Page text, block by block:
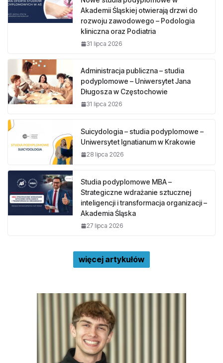
Akademii Śląskiej otwierają drzwi do
rozwoju zawodowego – Podologia
kliniczna oraz Podiatria
31 lipca 2026
Administracja publiczna – studia
podyplomowe – Uniwersytet Jana
Długosza w Częstochowie
31 lipca 2026
Suicydologia – studia podyplomowe –
Uniwersytet Ignatianum w Krakowie
28 lipca 2026
Studia podyplomowe MBA –
Strategiczne wdrażanie sztucznej
inteligencji i transformacja organizacji –
Akademia Śląska
27 lipca 2026
więcej artykułów